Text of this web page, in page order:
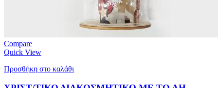
Compare
Quick View
Προσθήκη στο καλάθι